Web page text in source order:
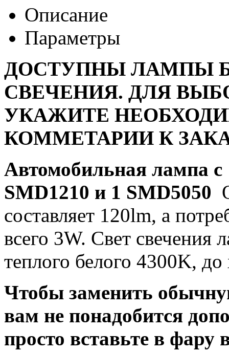
Описание
Параметры
ДОСТУПНЫ ЛАМПЫ
СВЕЧЕНИЯ. ДЛЯ
УКАЖИТЕ
КОММЕТАРИИ К
Автомобильная лампа
SMD1210 и 1 SMD5050
составляет 120lm, а
всего 3W. Свет
теплого белого 4300K,
Чтобы заменить
вам не понадобится
просто вставьте в